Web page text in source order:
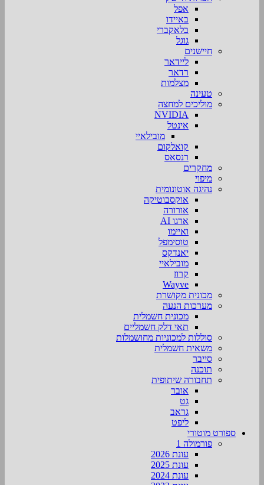
אפל
באיידו
בלאקברי
גוגל
חיישנים
ליידאר
רדאר
מצלמות
טעינה
מוליכים למחצה
NVIDIA
אינטל
מובילאיי
קואלקום
רנסאס
מחקרים
מיפוי
נהיגה אוטונומית
אוקסבוטיקה
אורורה
ארגו AI
ואיימו
טוסימפל
יאנדקס
מובילאיי
קרוז
Wayve
מכונית מקושרת
מערכות הנעה
מכונית חשמלית
תאי דלק חשמליים
סוללות למכוניות מחושמלות
משאית חשמלית
סייבר
תוכנה
תחבורה שיתופית
אובר
גט
גראב
ליפט
ספורט מוטורי
פורמולה 1
עונת 2026
עונת 2025
עונת 2024